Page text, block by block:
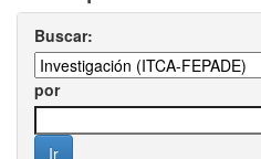
Buscar:
por